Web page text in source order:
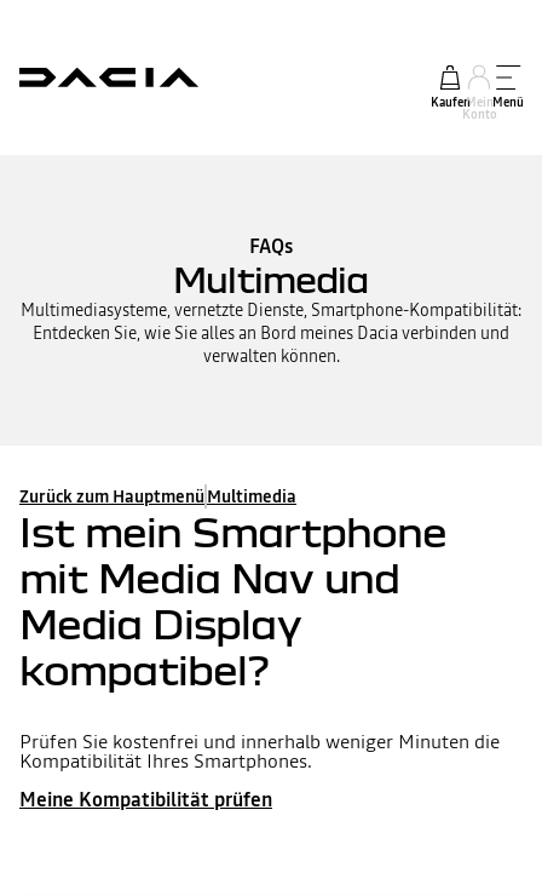
KaufenMein
Konto
Menü
FAQs
Multimedia
Multimediasysteme, vernetzte Dienste, Smartphone-Kompatibilität:
Entdecken Sie, wie Sie alles an Bord meines Dacia verbinden und
verwalten können.
Zurück zum Hauptmenü Multimedia
Ist mein Smartphone
mit Media Nav und
Media Display
kompatibel?
Prüfen Sie kostenfrei und innerhalb weniger Minuten die
Kompatibilität Ihres Smartphones.
Meine Kompatibilität prüfen